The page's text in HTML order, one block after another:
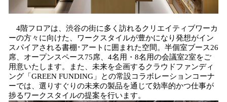
4階フロアは、渋谷の街に多く訪れるクリエイティブワーカ
ーの方々に向けた、ワークスタイルが豊かになり発想がイン
スパイアされる書棚･アートに囲まれた空間。半個室ブース26
席、オープンスペース75席、4名用・8名用の会議室2室をご
用意いたします。また、未来を企画するクラウドファンディ
ング「GREEN FUNDING」との常設コラボレーションコーナ
ーでは、選りすぐりの未来の製品を通じて効率的かつ仕事が
捗るワークスタイルの提案を行います。